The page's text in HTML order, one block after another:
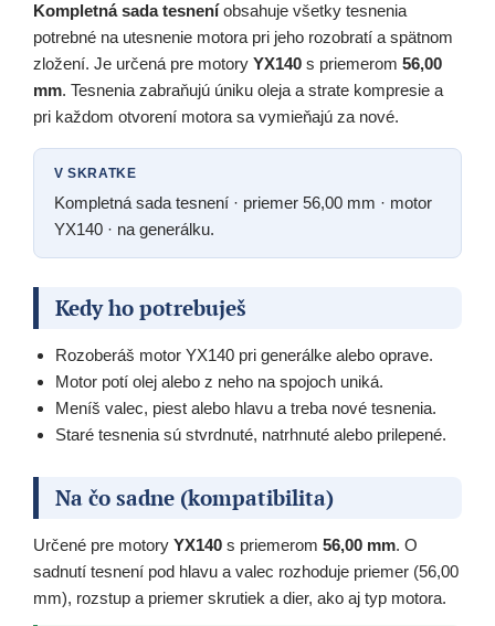
Kompletná sada tesneníobsahuje všetky tesnenia
potrebné na utesnenie motora pri jeho rozobratí a spätnom
zložení. Je určená pre motory YX140 s priemerom 56,00
mm. Tesnenia zabraňujú úniku oleja a strate kompresie a
pri každom otvorení motora sa vymieňajú za nové.
V SKRATKE
Kompletná sada tesnení · priemer 56,00 mm · motor
YX140 · na generálku.
Kedy ho potrebuješ
Rozoberáš motor YX140 pri generálke alebo oprave.
Motor potí olej alebo z neho na spojoch uniká.
Meníš valec, piest alebo hlavu a treba nové tesnenia.
Staré tesnenia sú stvrdnuté, natrhnuté alebo prilepené.
Na čo sadne (kompatibilita)
Určené pre motory YX140 s priemerom 56,00 mm. O
sadnutí tesnení pod hlavu a valec rozhoduje priemer (56,00
mm), rozstup a priemer skrutiek a dier, ako aj typ motora.